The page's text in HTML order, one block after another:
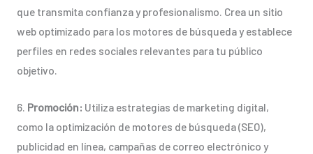
que transmita confianza y profesionalismo. Crea un sitio
web optimizado para los motores de búsqueda y establece
perfiles en redes sociales relevantes para tu público
objetivo.
6. Promoción: Utiliza estrategias de marketing digital,
como la optimización de motores de búsqueda (SEO),
publicidad en línea, campañas de correo electrónico y